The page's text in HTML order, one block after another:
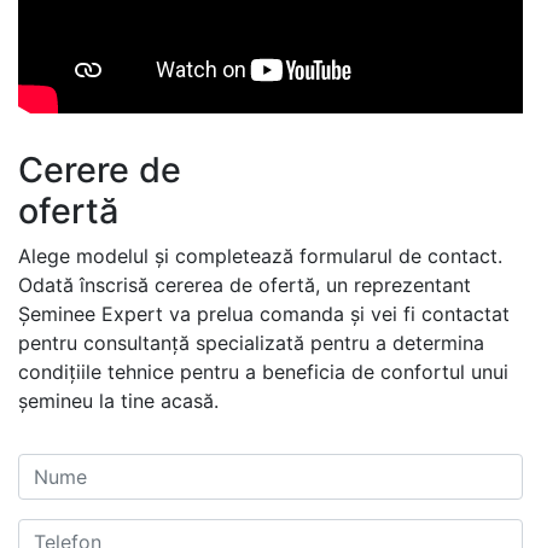
Cerere de
ofertă
Alege modelul și completează formularul de contact.
Odată înscrisă cererea de ofertă, un reprezentant
Șeminee Expert va prelua comanda și vei fi contactat
pentru consultanță specializată pentru a determina
condițiile tehnice pentru a beneficia de confortul unui
șemineu la tine acasă.